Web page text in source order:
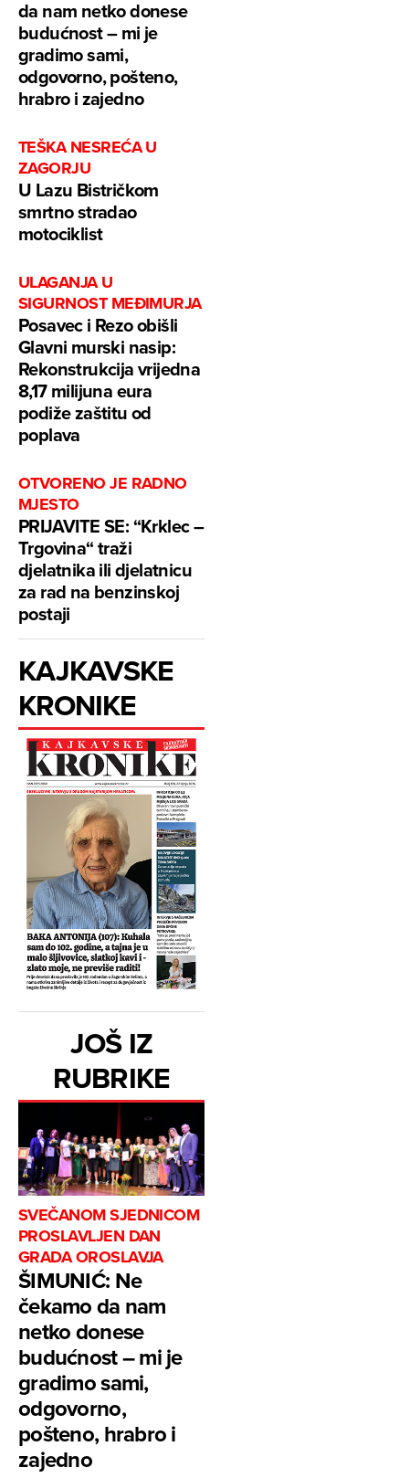
da nam netko donese
budućnost – mi je
gradimo sami,
odgovorno, pošteno,
hrabro i zajedno
TEŠKA NESREĆA U
ZAGORJU
U Lazu Bistričkom
smrtno stradao
motociklist
ULAGANJA U
SIGURNOST MEĐIMURJA
Posavec i Rezo obišli
Glavni murski nasip:
Rekonstrukcija vrijedna
8,17 milijuna eura
podiže zaštitu od
poplava
OTVORENO JE RADNO
MJESTO
PRIJAVITE SE: “Krklec –
Trgovina“ traži
djelatnika ili djelatnicu
za rad na benzinskoj
postaji
KAJKAVSKE
KRONIKE
JOŠ IZ
RUBRIKE
SVEČANOM SJEDNICOM
PROSLAVLJEN DAN
GRADA OROSLAVJA
ŠIMUNIĆ: Ne
čekamo da nam
netko donese
budućnost – mi je
gradimo sami,
odgovorno,
pošteno, hrabro i
zajedno